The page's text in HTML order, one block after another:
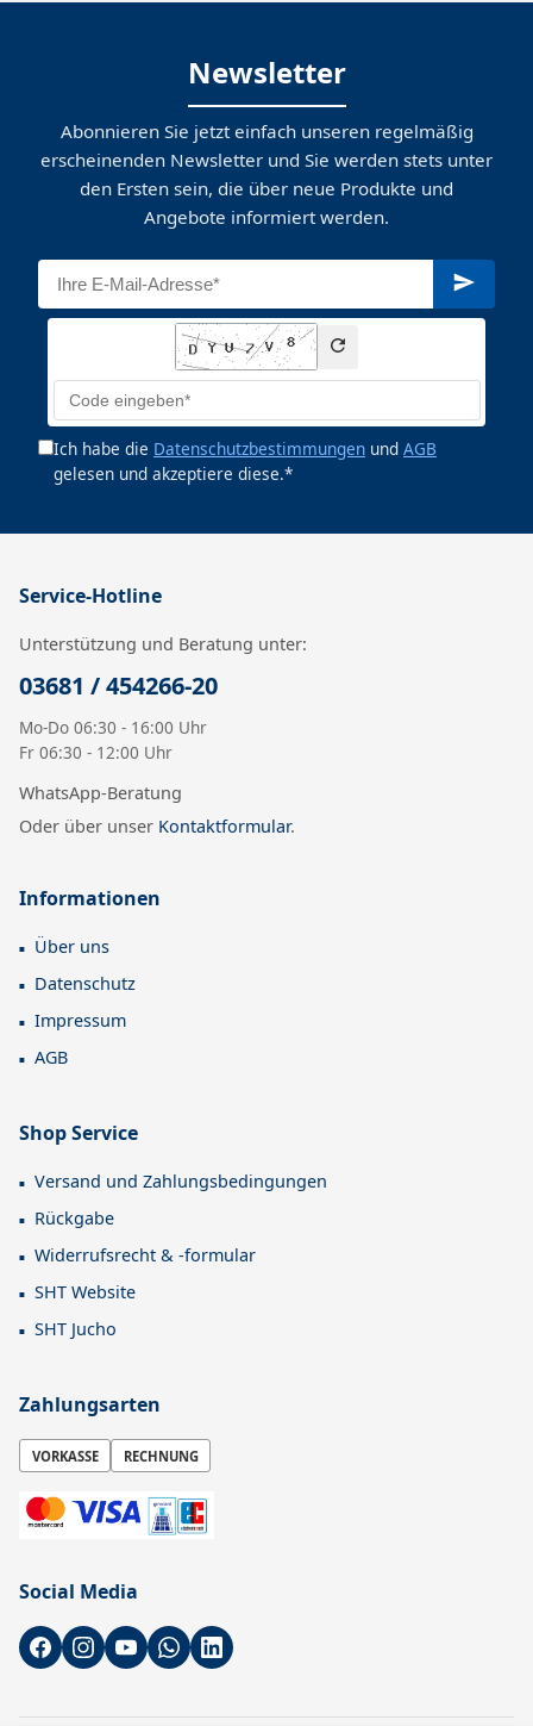
Newsletter
Abonnieren Sie jetzt einfach unseren regelmäßig
erscheinenden Newsletter und Sie werden stets unter
den Ersten sein, die über neue Produkte und
Angebote informiert werden.
Ich habe die Datenschutzbestimmungen und AGB
gelesen und akzeptiere diese.*
Service-Hotline
Unterstützung und Beratung unter:
03681 / 454266-20
Mo-Do 06:30 - 16:00 Uhr
Fr 06:30 - 12:00 Uhr
WhatsApp-Beratung
Oder über unser Kontaktformular.
Informationen
Über uns
Datenschutz
Impressum
AGB
Shop Service
Versand und Zahlungsbedingungen
Rückgabe
Widerrufsrecht & -formular
SHT Website
SHT Jucho
Zahlungsarten
VORKASSE RECHNUNG
Social Media